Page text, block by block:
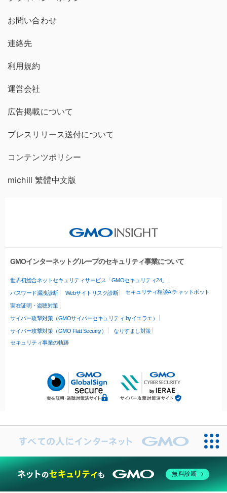
お問い合わせ
連絡先
利用規約
運営会社
広告掲載について
プレスリリース送付について
コンテンツポリシー
michill 繁體中文版
GMOインターネットグループのセキュリティ事業について
世界初総合ネットセキュリティサービス「GMOセキュリティ24」
パスワード漏洩診断 Webサイトリスク診断 セキュリティ相談AIチャットボット
実在証明・盗聴対策
サイバー攻撃対策（GMOサイバーセキュリティ byイエラエ）
サイバー攻撃対策（GMO Flatt Security）
なりすまし対策
セキュリティ事業の軌跡
無料診断